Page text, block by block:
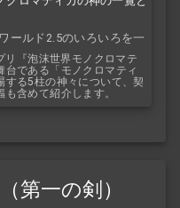
ールド2.5のいろいろを一
リ『泡沫世界モノクロマテ
台である「モノクロマティ
する5柱の神々について、契
も含めて紹介します。
第一の剣）